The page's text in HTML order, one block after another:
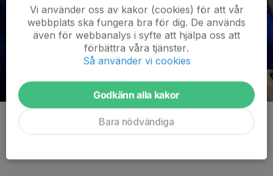
Vi använder oss av kakor (cookies) för att vår
webbplats ska fungera bra för dig. De används
även för webbanalys i syfte att hjälpa oss att
förbättra våra tjänster.
Så använder vi cookies
Godkänn alla kakor
Bara nödvändiga